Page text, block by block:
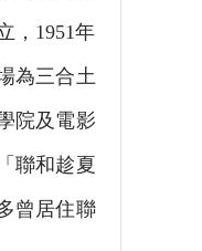
，1951年
為三合土
院及電影
聯和趁夏
曾居住聯